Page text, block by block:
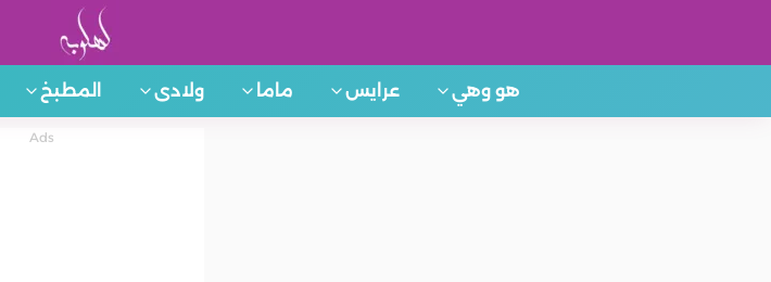
هو وهي عرايس ماما ولادى المطبخ